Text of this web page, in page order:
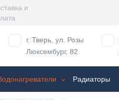
и
г. Тверь, ул. Розы
Люксембург, 82
Радиаторы